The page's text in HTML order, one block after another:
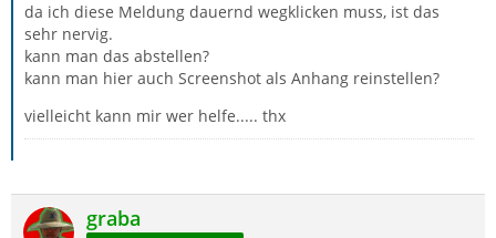
da ich diese Meldung dauernd wegklicken muss, ist das
sehr nervig.
kann man das abstellen?
kann man hier auch Screenshot als Anhang reinstellen?
vielleicht kann mir wer helfe..... thx
graba